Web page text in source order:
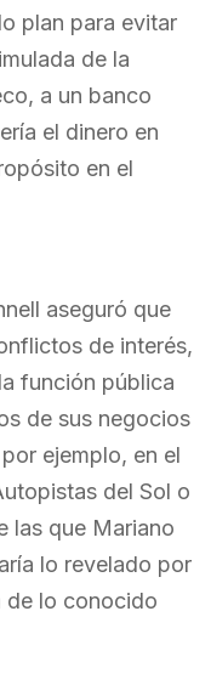
plan para evitar
de la
a un banco
el dinero en
en el
aseguró que
de interés,
función pública
de sus negocios
ejemplo, en el
del Sol o
las que Mariano
lo revelado por
de lo conocido